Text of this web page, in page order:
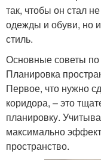
так, чтобы он стал
одежды и обуви, но
стиль.
Основные советы по
Планировка
Первое, что нужно
коридора, – это
планировку.
максимально
пространство.